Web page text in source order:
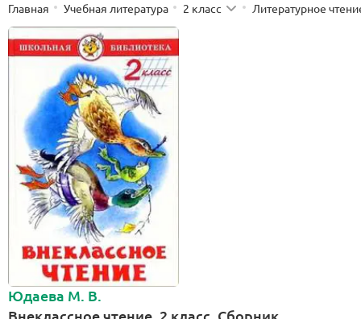
Главная Учебная литература 2 класс Литературное
Юдаева М. В.